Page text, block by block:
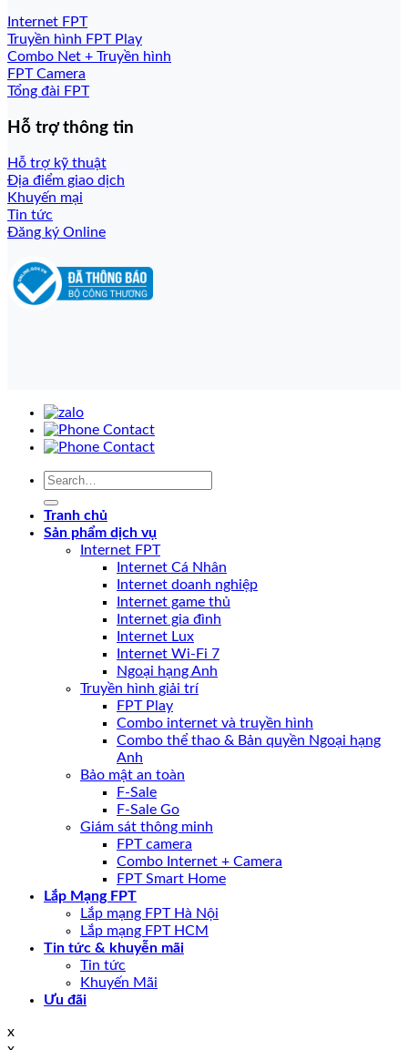
Internet FPT
Truyền hình FPT Play
Combo Net + Truyền hình
FPT Camera
Tổng đài FPT
Hỗ trợ thông tin
Hỗ trợ kỹ thuật
Địa điểm giao dịch
Khuyến mại
Tin tức
Đăng ký Online
Tranh chủ
Sản phẩm dịch vụ
Internet FPT
Internet Cá Nhân
Internet doanh nghiệp
Internet game thủ
Internet gia đình
Internet Lux
Internet Wi-Fi 7
Ngoại hạng Anh
Truyền hình giải trí
FPT Play
Combo internet và truyền hình
Combo thể thao & Bản quyền Ngoại hạng
Anh
Bảo mật an toàn
F-Sale
F-Sale Go
Giám sát thông minh
FPT camera
Combo Internet + Camera
FPT Smart Home
Lắp Mạng FPT
Lắp mạng FPT Hà Nội
Lắp mạng FPT HCM
Tin tức & khuyễn mãi
Tin tức
Khuyến Mãi
Ưu đãi
x